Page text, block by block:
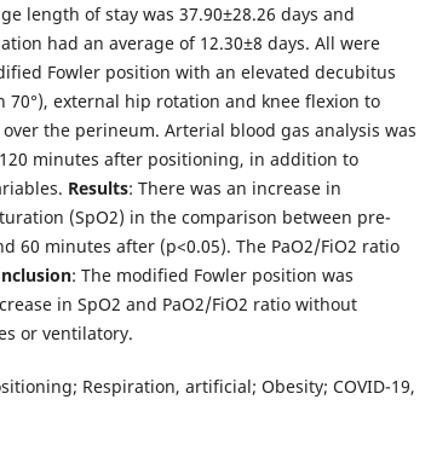
length of stay was 37.90±28.26 days and
had an average of 12.30±8 days. All were
Fowler position with an elevated decubitus
70°), external hip rotation and knee flexion to
the perineum. Arterial blood gas analysis was
minutes after positioning, in addition to
Results: There was an increase in
(SpO2) in the comparison between pre-
60 minutes after (p<0.05). The PaO2/FiO2 ratio
: The modified Fowler position was
in SpO2 and PaO2/FiO2 ratio without
or ventilatory.
Respiration, artificial; Obesity; COVID-19,